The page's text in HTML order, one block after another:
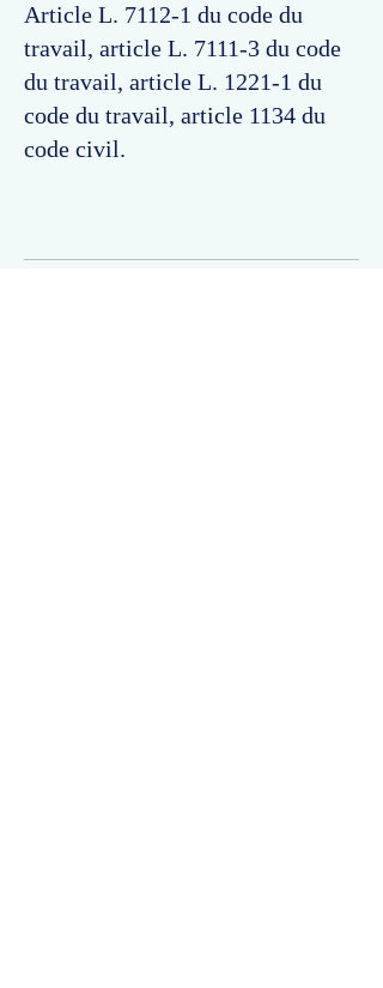
Article L. 7112-1 du code du
travail, article L. 7111-3 du code
du travail, article L. 1221-1 du
code du travail, article 1134 du
code civil.